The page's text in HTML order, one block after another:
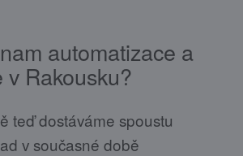
automatizace a
Rakousku?
teď dostáváme spoustu
v současné době